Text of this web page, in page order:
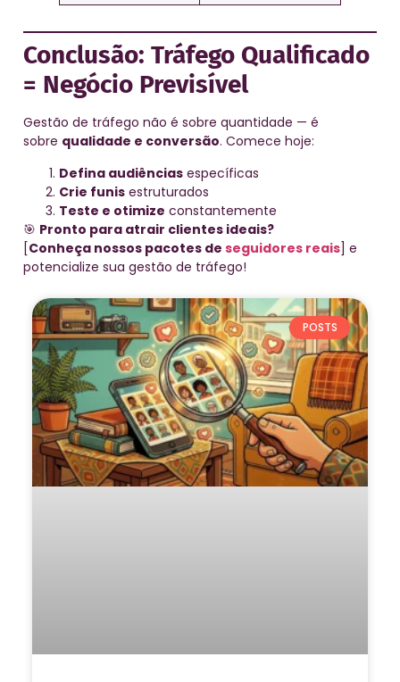
Conclusão: Tráfego Qualificado
= Negócio Previsível
Gestão de tráfego não é sobre quantidade — é
sobre qualidade e conversão. Comece hoje:
Defina audiências específicas
Crie funis estruturados
Teste e otimize constantemente
🎯 Pronto para atrair clientes ideais?
[Conheça nossos pacotes de seguidores reais] e
potencialize sua gestão de tráfego!
POSTS